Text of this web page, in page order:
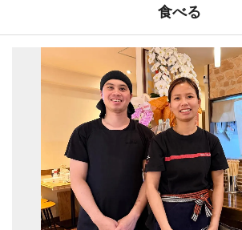
食べる